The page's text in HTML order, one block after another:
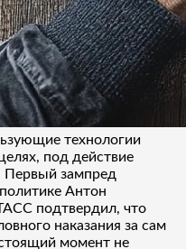
технологии
под действие
Первый зампред
Антон
подтвердил, что
наказания за сам
момент не